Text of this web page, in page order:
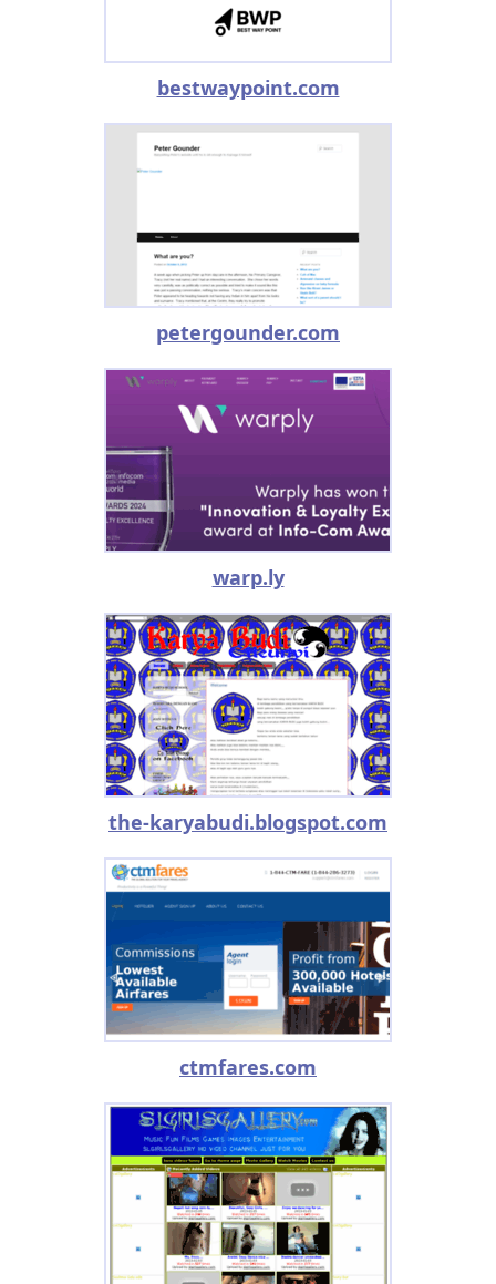
bestwaypoint.com
petergounder.com
warp.ly
the-karyabudi.blogspot.com
ctmfares.com